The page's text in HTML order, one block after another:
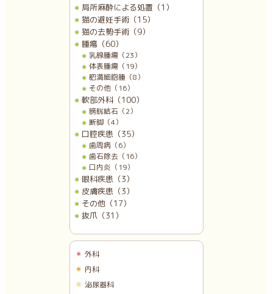
局所麻酔による処置（1）
猫の避妊手術（15）
猫の去勢手術（9）
腫瘍（60）
乳腺腫瘍（23）
体表腫瘍（19）
肥満細胞腫（8）
その他（16）
軟部外科（100）
膀胱結石（2）
断脚（4）
口腔疾患（35）
歯周病（6）
歯石除去（16）
口内炎（19）
眼科疾患（3）
皮膚疾患（3）
その他（17）
抜爪（31）
外科
内科
泌尿器科